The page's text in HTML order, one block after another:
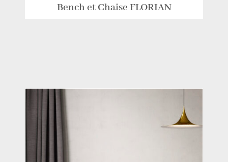
Bench et Chaise FLORIAN